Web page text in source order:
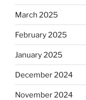
March 2025
February 2025
January 2025
December 2024
November 2024